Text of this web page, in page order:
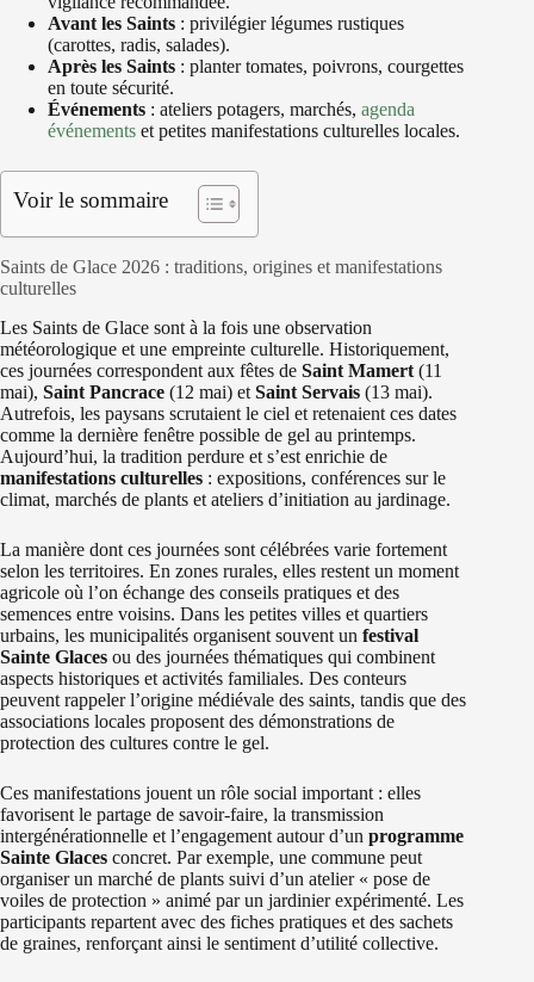
Avant les Saints : privilégier légumes rustiques
(carottes, radis, salades).
Après les Saints : planter tomates, poivrons, courgettes
en toute sécurité.
Événements : ateliers potagers, marchés, agenda
événements et petites manifestations culturelles locales.
Voir le sommaire
Saints de Glace 2026 : traditions, origines et manifestations
culturelles
Les Saints de Glace sont à la fois une observation
météorologique et une empreinte culturelle. Historiquement,
ces journées correspondent aux fêtes de Saint Mamert (11
mai), Saint Pancrace (12 mai) et Saint Servais (13 mai).
Autrefois, les paysans scrutaient le ciel et retenaient ces dates
comme la dernière fenêtre possible de gel au printemps.
Aujourd’hui, la tradition perdure et s’est enrichie de
manifestations culturelles : expositions, conférences sur le
climat, marchés de plants et ateliers d’initiation au jardinage.
La manière dont ces journées sont célébrées varie fortement
selon les territoires. En zones rurales, elles restent un moment
agricole où l’on échange des conseils pratiques et des
semences entre voisins. Dans les petites villes et quartiers
urbains, les municipalités organisent souvent un festival
Sainte Glaces ou des journées thématiques qui combinent
aspects historiques et activités familiales. Des conteurs
peuvent rappeler l’origine médiévale des saints, tandis que des
associations locales proposent des démonstrations de
protection des cultures contre le gel.
Ces manifestations jouent un rôle social important : elles
favorisent le partage de savoir-faire, la transmission
intergénérationnelle et l’engagement autour d’un programme
Sainte Glaces concret. Par exemple, une commune peut
organiser un marché de plants suivi d’un atelier « pose de
voiles de protection » animé par un jardinier expérimenté. Les
participants repartent avec des fiches pratiques et des sachets
de graines, renforçant ainsi le sentiment d’utilité collective.